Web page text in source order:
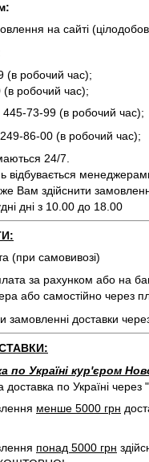
на сайті
(в робочий час);
робочий час);
73-99 (в робочий час);
86-00 (в робочий час);
24/7.
відбувається
Вам здійснити
дні з 10.00 до 18.00
(при самовивозі)
за рахунком або на
або самостійно через
замовленні доставки
по Україні кур'єром
доставка по Україні
менше 5000 грн
понад 5000 грн